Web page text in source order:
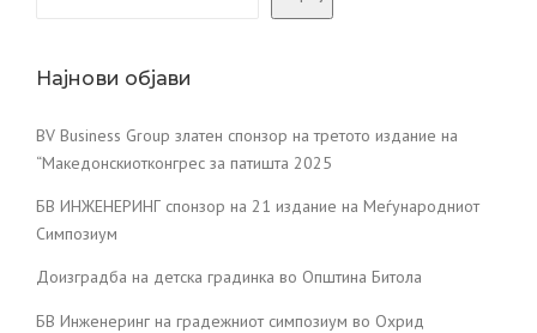
Најнови објави
BV Business Group златен спонзор на третото издание на
“Македонскиотконгрес за патишта 2025
БВ ИНЖЕНЕРИНГ спонзор на 21 издание на Меѓународниот
Симпозиум
Доизградба на детска градинка во Општина Битола
БВ Инженеринг на градежниот симпозиум во Охрид